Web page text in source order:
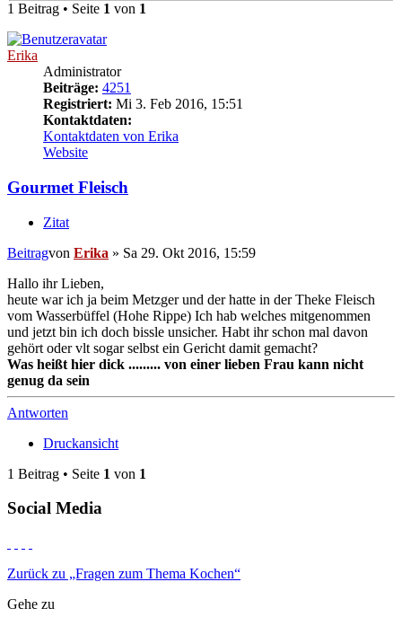
1 Beitrag • Seite 1 von 1
Erika
Administrator
Beiträge: 4251
Registriert: Mi 3. Feb 2016, 15:51
Kontaktdaten:
Kontaktdaten von Erika
Website
Gourmet Fleisch
Zitat
Beitragvon Erika » Sa 29. Okt 2016, 15:59
Hallo ihr Lieben,
heute war ich ja beim Metzger und der hatte in der Theke Fleisch
vom Wasserbüffel (Hohe Rippe) Ich hab welches mitgenommen
und jetzt bin ich doch bissle unsicher. Habt ihr schon mal davon
gehört oder vlt sogar selbst ein Gericht damit gemacht?
Was heißt hier dick ......... von einer lieben Frau kann nicht
genug da sein
Antworten
Druckansicht
1 Beitrag • Seite 1 von 1
Social Media
Zurück zu „Fragen zum Thema Kochen“
Gehe zu